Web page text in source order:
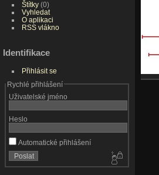
Štítky(0)
Vyhledat
O aplikaci
RSS vlákno
Identifikace
Přihlásit se
Rychlé přihlášení
Uživatelské jméno
Heslo
Automatické přihlášení